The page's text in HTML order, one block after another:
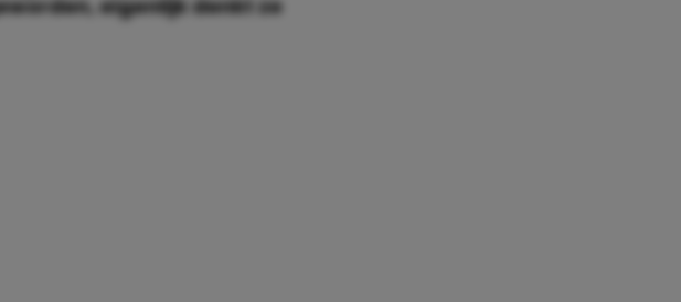
eigenlijk denkt ze